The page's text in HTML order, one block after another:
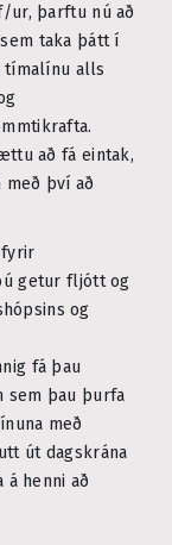
ur, þarftu nú að
taka þátt í
tímalínu alls
að fá eintak,
því að
fyrir
getur fljótt og
og
fá þau
sem þau þurfa
með
út dagskrána
henni að